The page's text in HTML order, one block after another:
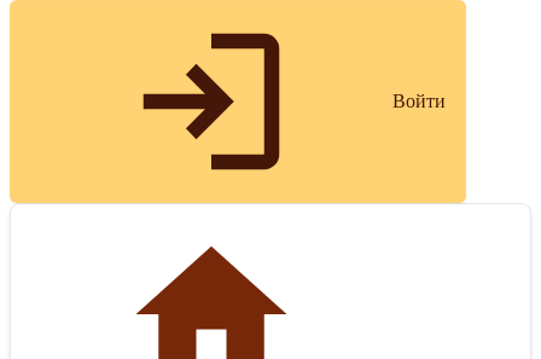
Войти